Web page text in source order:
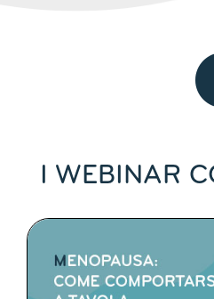
I WEBINAR